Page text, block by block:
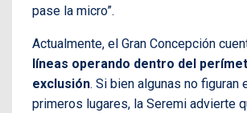
pase la micro”.
Actualmente, el Gran Concepción
líneas operando dentro del
exclusión. Si bien algunas no figuran
primeros lugares, la Seremi advierte